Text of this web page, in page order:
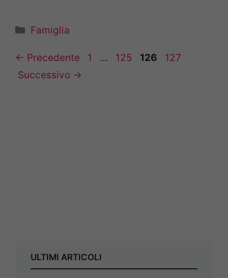
Categorie
Famiglia
← Precedente Pagina
1 … Pagina
125 Pagina
126 Pagina
127
Successivo →
ULTIMI ARTICOLI